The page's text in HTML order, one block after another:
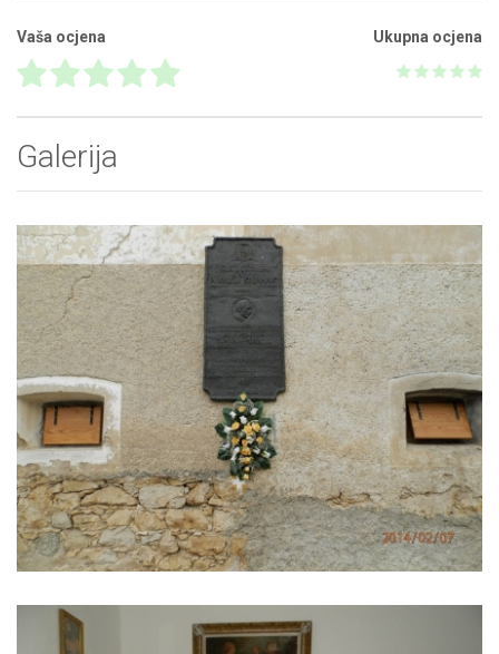
Vaša ocjena Ukupna ocjena
Galerija